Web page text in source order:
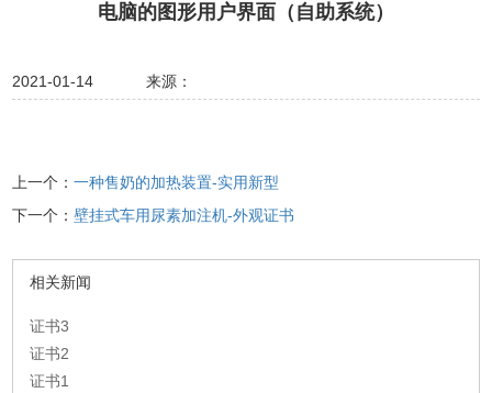
电脑的图形用户界面（自助系统）
2021-01-14 来源：
上一个：一种售奶的加热装置-实用新型
下一个：壁挂式车用尿素加注机-外观证书
相关新闻
证书3
证书2
证书1